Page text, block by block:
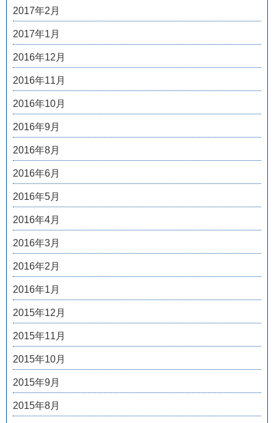
2017年2月
2017年1月
2016年12月
2016年11月
2016年10月
2016年9月
2016年8月
2016年6月
2016年5月
2016年4月
2016年3月
2016年2月
2016年1月
2015年12月
2015年11月
2015年10月
2015年9月
2015年8月